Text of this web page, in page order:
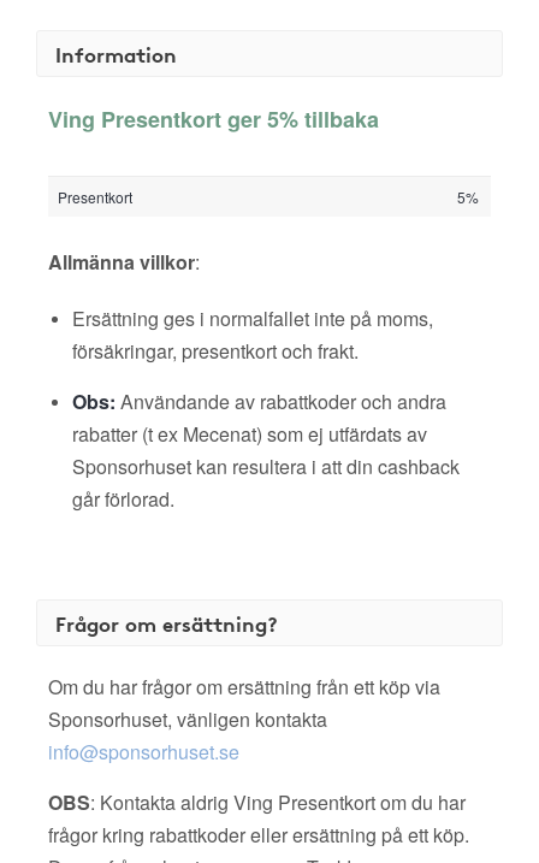
Information
Ving Presentkort ger 5% tillbaka
Presentkort 5%
Allmänna villkor:
Ersättning ges i normalfallet inte på moms,
försäkringar, presentkort och frakt.
Obs: Användande av rabattkoder och andra
rabatter (t ex Mecenat) som ej utfärdats av
Sponsorhuset kan resultera i att din cashback
går förlorad.
Frågor om ersättning?
Om du har frågor om ersättning från ett köp via
Sponsorhuset, vänligen kontakta
info@sponsorhuset.se
OBS: Kontakta aldrig Ving Presentkort om du har
frågor kring rabattkoder eller ersättning på ett köp.